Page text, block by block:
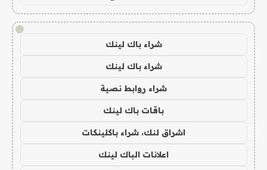
!
شراء باك لينك
شراء باك لينك
شراء روابط نصية
باقات باك لينك
اشراق لنك، شراء باكلينكات
اعلانات الباك لينك